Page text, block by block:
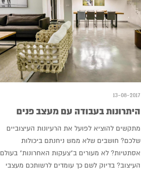
13-08-2017
היתרונות בעבודה עם מעצב פנים
מתקשים להוציא לפועל את הרעיונות העיצוביים
שלכם? חושבים שלא ממש ניחנתם ביכולות
אסתטיות? לא מעורים ב"צעקות האחרונות" בעולם
העיצוב? בדיוק לשם כך עומדים לרשותכם מעצבי